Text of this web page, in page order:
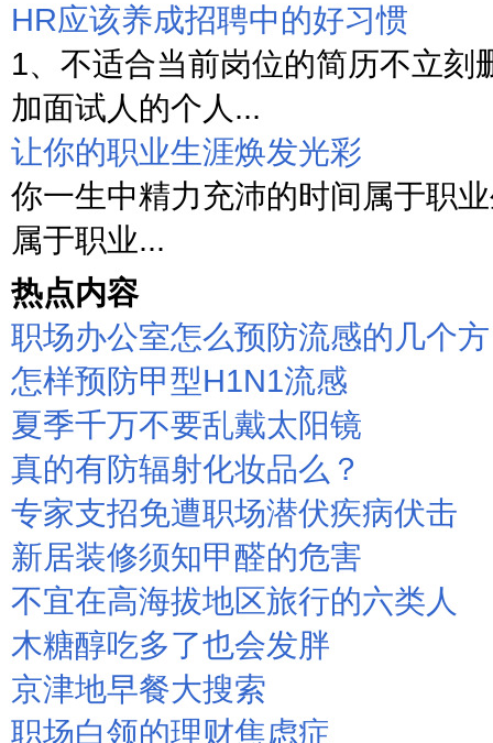
HR应该养成招聘中的好习惯
1、不适合当前岗位的简历不立
加面试人的个人...
让你的职业生涯焕发光彩
你一生中精力充沛的时间属于职
属于职业...
热点内容
职场办公室怎么预防流感的几个方
怎样预防甲型H1N1流感
夏季千万不要乱戴太阳镜
真的有防辐射化妆品么？
专家支招免遭职场潜伏疾病伏击
新居装修须知甲醛的危害
不宜在高海拔地区旅行的六类人
木糖醇吃多了也会发胖
京津地早餐大搜索
职场白领的理财焦虑症